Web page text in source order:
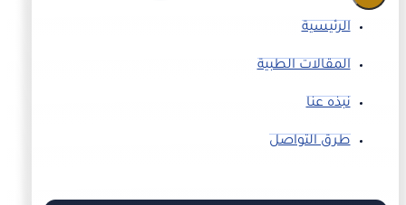
الرئيسية
المقالات الطبية
نبذه عنا
طرق التواصل